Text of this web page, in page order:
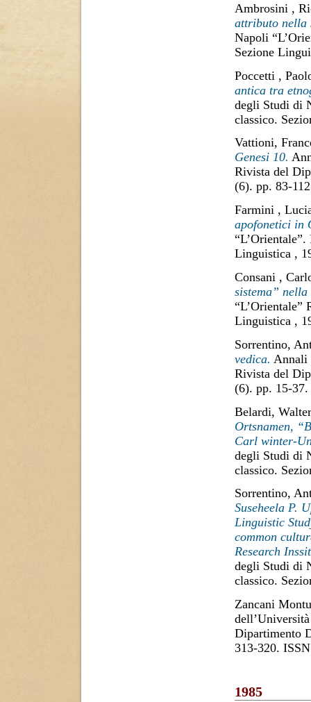
Ambrosini ,
attributo nella
Napoli
Sezione
Poccetti ,
antica tra
degli Studi di
classico.
Vattioni,
Genesi 10.
Rivista del
(6). pp. 83-
Farmini ,
apofonetici in
Linguistica ,
Consani ,
sistema”
“L’Orientale”
Linguistica ,
Sorrentino,
vedica. Annali
Rivista del
(6). pp. 15-37.
Belardi, Walter
Ortsnamen,
Carl winter-
degli Studi di
classico.
Sorrentino,
Suseheela P.
Linguistic
common
Research
degli Studi di
classico.
Zancani
Dipartimento
313-320.
1985